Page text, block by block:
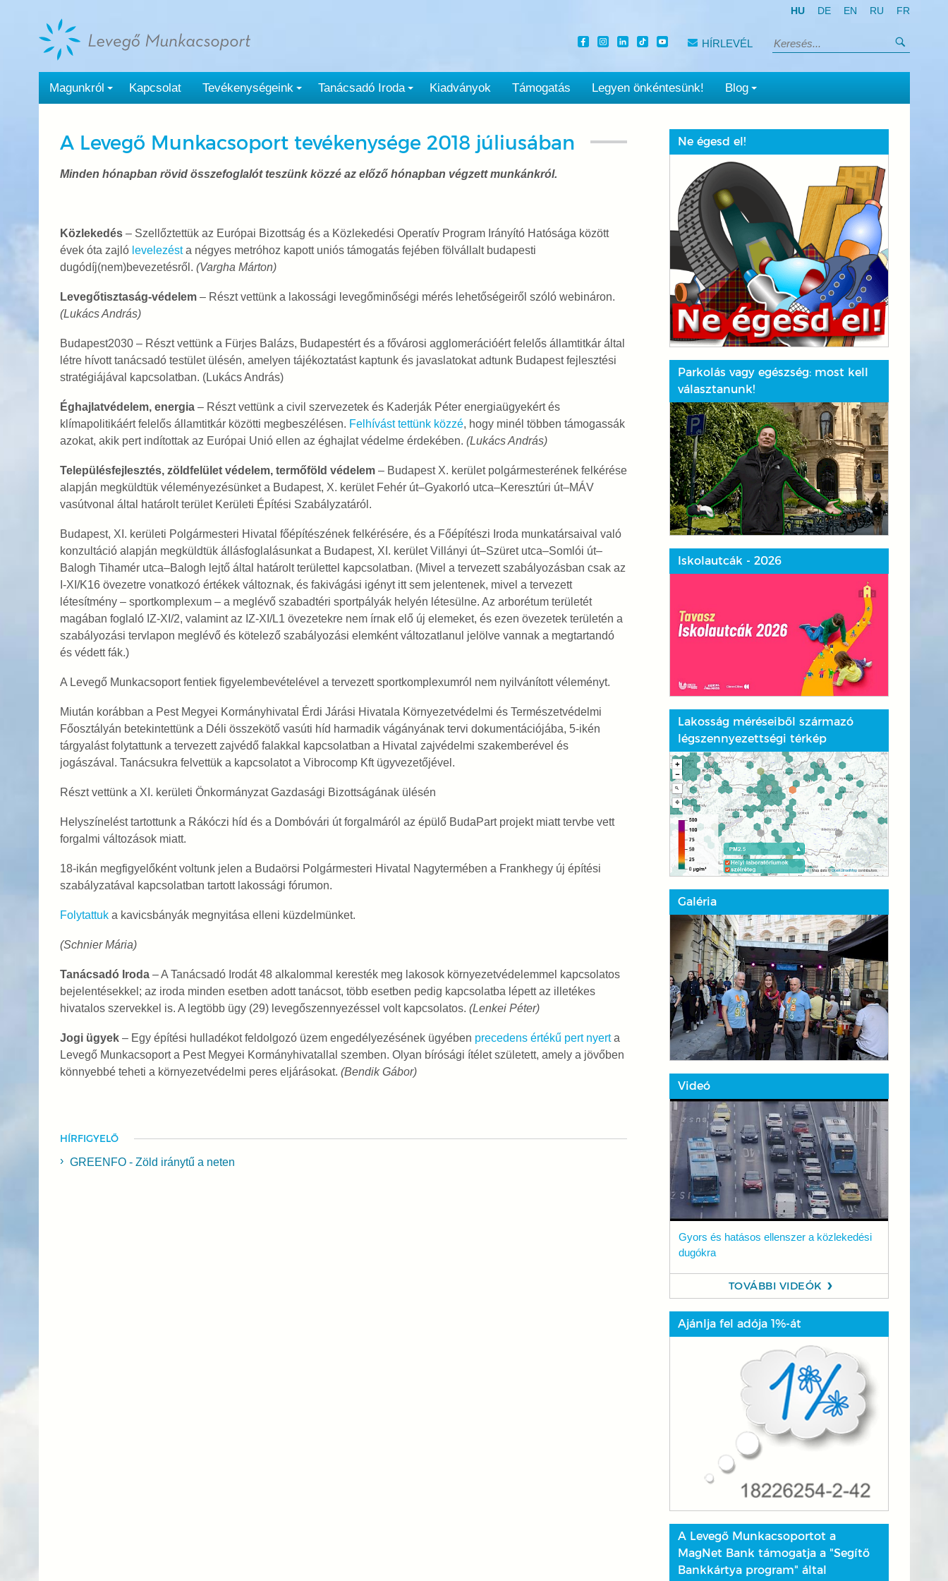
tartalomra
HU DE EN RU FR
HÍRLEVÉL Keresés:
Magunkról Kapcsolat Tevékenységeink Tanácsadó Iroda Kiadványok Támogatás Legyen önkéntesünk! Blog
A Levegő Munkacsoport tevékenysége 2018 júliusában
Minden hónapban rövid összefoglalót teszünk közzé az előző hónapban végzett mun­kánkról.
Közlekedés– Szellőztettük az Európai Bizottság és a Közlekedési Operatív Program Irányító Hatósága között
évek óta zajló levelezésta négyes metróhoz kapott uniós támogatás fejében fölvállalt budapesti
dugódíj(nem)bevezetésről. (Vargha Márton)
Levegőtisztaság-védelem– Részt vettünk a lakossági levegőminőségi mérés lehetőségeiről szóló webináron.
(Lukács András)
Budapest2030 – Részt vettünk a Fürjes Balázs, Budapestért és a fővárosi agglomerációért felelős államtitkár által
létre hívott tanácsadó testület ülésén, amelyen tájékoztatást kaptunk és javaslatokat adtunk Budapest fejlesztési
stratégiájával kapcsolatban. (Lukács András)
Éghajlatvédelem, energia– Részt vettünk a civil szervezetek és Kaderják Péter energiaügyekért és
klímapolitikáért felelős államtitkár közötti megbeszélésen. Felhívást tettünk közzé, hogy minél többen támogassák
azokat, akik pert indítottak az Európai Unió ellen az éghajlat védelme érdekében. (Lukács András)
Településfejlesztés, zöldfelület védelem, termőföld védelem– Budapest X. kerület polgármesterének felkérése
alapján megküldtük véleményezésünket a Budapest, X. kerület Fehér út–Gyakorló utca–Keresztúri út–MÁV
vasútvonal által határolt terület Kerületi Építési Szabályzatáról.
Budapest, XI. kerületi Polgármesteri Hivatal főépítészének felkérésére, és a Főépítészi Iroda munkatársaival való
konzultáció alapján megküldtük állásfoglalásunkat a Budapest, XI. kerület Villányi út–Szüret utca–Somlói út–
Balogh Tihamér utca–Balogh lejtő által határolt területtel kapcsolatban. (Mivel a tervezett szabályozásban csak az
I-XI/K16 övezetre vonatkozó értékek változnak, és fakivágási igényt itt sem jelentenek, mivel a tervezett
létesítmény – sportkomplexum – a meglévő szabadtéri sportpályák helyén létesülne. Az arborétum területét
magában foglaló IZ-XI/2, valamint az IZ-XI/L1 övezetekre nem írnak elő új elemeket, és ezen övezetek területén a
szabályozási tervlapon meglévő és kötelező szabályozási elemként változatlanul jelölve vannak a megtartandó
és védett fák.)
A Levegő Munkacsoport fentiek figyelembevételével a tervezett sportkomplexumról nem nyilvánított véleményt.
Miután korábban a Pest Megyei Kormányhivatal Érdi Járási Hivatala Környezetvédelmi és Természetvédelmi
Főosztályán betekintettünk a Déli összekötő vasúti híd harmadik vágányának tervi dokumentációjába, 5-ikén
tárgyalást folytattunk a tervezett zajvédő falakkal kapcsolatban a Hivatal zajvédelmi szakemberével és
jogászával. Tanácsukra felvettük a kapcsolatot a Vibrocomp Kft ügyvezetőjével.
Részt vettünk a XI. kerületi Önkormányzat Gazdasági Bizottságának ülésén
Helyszínelést tartottunk a Rákóczi híd és a Dombóvári út forgalmáról az épülő BudaPart projekt miatt tervbe vett
forgalmi változások miatt.
18-ikán megfigyelőként voltunk jelen a Budaörsi Polgármesteri Hivatal Nagytermében a Frankhegy új építési
szabályzatával kapcsolatban tartott lakossági fórumon.
Folytattuka kavicsbányák megnyitása elleni küzdelmünket.
(Schnier Mária)
Tanácsadó Iroda–A Tanácsadó Irodát 48 alkalommal keresték meg lakosok környezetvédelemmel kapcsolatos
bejelentésekkel; az iroda minden esetben adott tanácsot, több esetben pedig kapcsolatba lépett az illetékes
hivatalos szervekkel is. A legtöbb ügy (29) levegőszennyezéssel volt kapcsolatos. (Lenkei Péter)
Jogi ügyek– Egy építési hulladékot feldolgozó üzem engedélyezésének ügyében precedens értékű pert nyerta
Levegő Munkacsoport a Pest Megyei Kormányhivatallal szemben. Olyan bírósági ítélet született, amely a jövőben
könnyebbé teheti a környezetvédelmi peres eljárásokat. (Bendik Gábor)
HÍRFIGYELŐ
GREENFO - Zöld iránytű a neten
Ne égesd el!
Parkolás vagy egészség: most kell
választanunk!
Iskolautcák - 2026
Lakosság méréseiből származó
légszennyezettségi térkép
Galéria
Videó
Gyors és hatásos ellenszer a közlekedési
dugókra
TOVÁBBI VIDEÓK
Ajánlja fel adója 1%-át
A Levegő Munkacsoportot a
MagNet Bank támogatja a "Segítő
Bankkártya program" által